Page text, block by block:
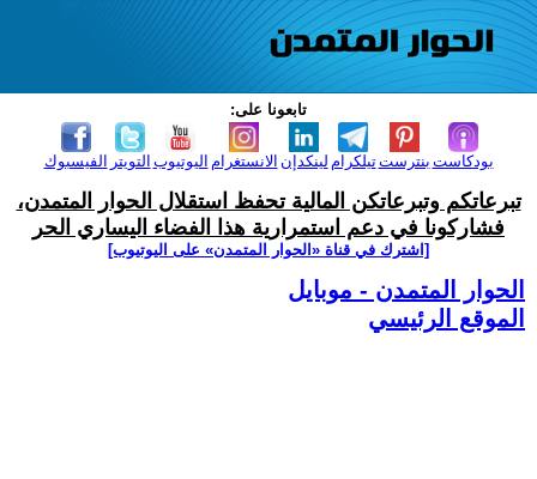
تابعونا على:
الفيسبوك التويتر اليوتيوب الانستغرام لينكدإن تيلكرامبنترست بودكاست
تبرعاتكم وتبرعاتكن المالية تحفظ استقلال الحوار المتمدن،
فشاركونا في دعم استمرارية هذا الفضاء اليساري الحر
[اشترك في قناة ‫«الحوار المتمدن» على اليوتيوب]
الحوار المتمدن - موبايل
الموقع الرئيسي